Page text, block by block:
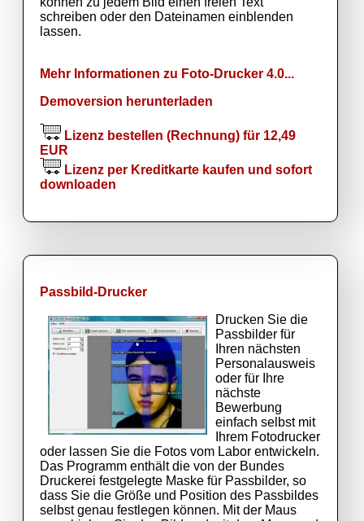
schreiben oder den Dateinamen einblenden
lassen.
Mehr Informationen zu Foto-Drucker 4.0...
Demoversion herunterladen
Lizenz bestellen (Rechnung) für 12,49
EUR
Lizenz per Kreditkarte kaufen und sofort
downloaden
Passbild-Drucker
Drucken Sie die
Passbilder für
Ihren nächsten
Personalausweis
oder für Ihre
nächste
Bewerbung
einfach selbst mit
Ihrem Fotodrucker
oder lassen Sie die Fotos vom Labor entwickeln.
Das Programm enthält die von der Bundes
Druckerei festgelegte Maske für Passbilder, so
dass Sie die Größe und Position des Passbildes
selbst genau festlegen können. Mit der Maus